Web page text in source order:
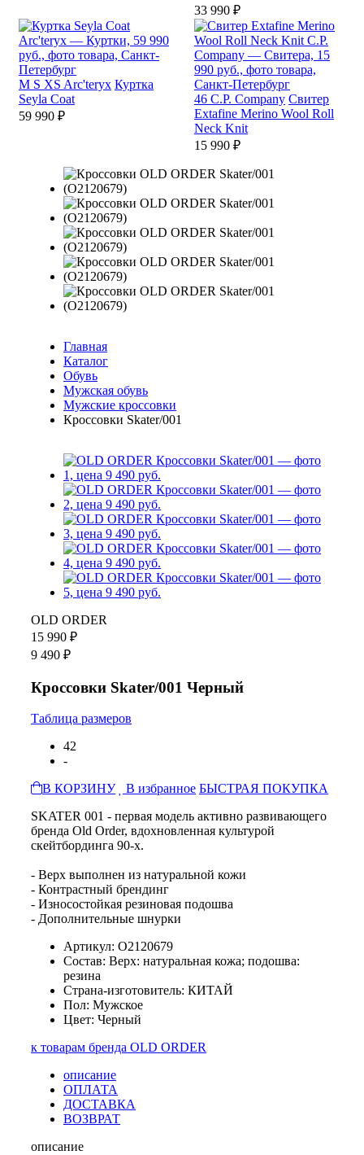
33 990 ₽
M S XS Arc'teryx Куртка
Seyla Coat
59 990 ₽
46 C.P. Company Свитер
Extafine Merino Wool Roll
Neck Knit
15 990 ₽
Главная
Каталог
Обувь
Мужская обувь
Мужские кроссовки
Кроссовки Skater/001
OLD ORDER
15 990 ₽
9 490 ₽
Кроссовки Skater/001 Черный
Таблица размеров
42
-
В КОРЗИНУ
В избранное БЫСТРАЯ ПОКУПКА
SKATER 001 - первая модель активно развивающего
бренда Old Order, вдохновленная культурой
скейтбординга 90-х.
- Верх выполнен из натуральной кожи
- Контрастный брендинг
- Износостойкая резиновая подошва
- Дополнительные шнурки
Артикул: O2120679
Состав: Верх: натуральная кожа; подошва:
резина
Страна-изготовитель: КИТАЙ
Пол: Мужское
Цвет: Черный
к товарам бренда OLD ORDER
описание
ОПЛАТА
ДОСТАВКА
ВОЗВРАТ
описание